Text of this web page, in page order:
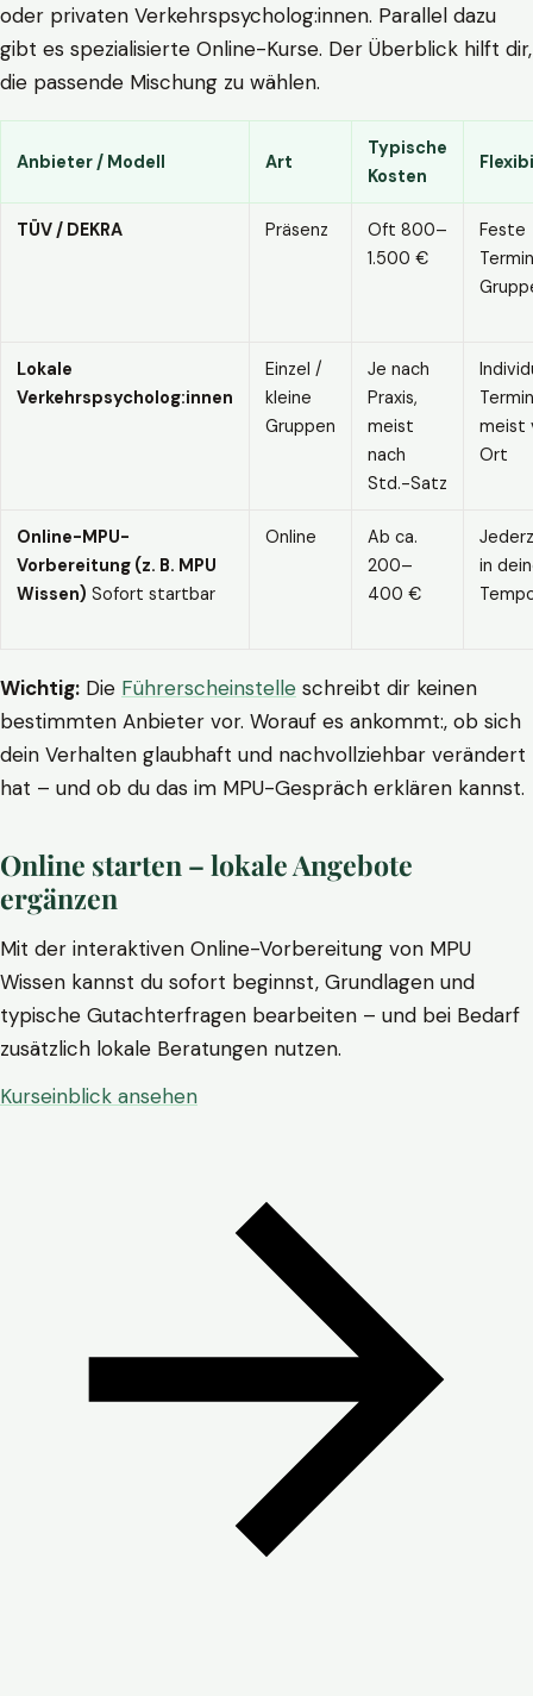
oder privaten Verkehrspsycholog:innen. Parallel dazu
gibt es spezialisierte Online-Kurse. Der Überblick hilft dir,
die passende Mischung zu wählen.
Anbieter / Modell Art
Typische
Kosten
TÜV / DEKRA Präsenz
Oft 800–
1.500 €
Feste
Lokale
Verkehrspsycholog:innen
Einzel /
kleine
Gruppen
Je nach
Praxis,
meist
nach
Std.-Satz
meist
Ort
Online-MPU-
Vorbereitung (z. B. MPU
Wissen) Sofort startbar
Online
Ab ca.
200–
400 €
in
Wichtig: Die Führerscheinstelle schreibt dir keinen
bestimmten Anbieter vor. Worauf es ankommt:, ob sich
dein Verhalten glaubhaft und nachvollziehbar verändert
hat – und ob du das im MPU-Gespräch erklären kannst.
Online starten – lokale Angebote
ergänzen
Mit der interaktiven Online-Vorbereitung von MPU
Wissen kannst du sofort beginnst, Grundlagen und
typische Gutachterfragen bearbeiten – und bei Bedarf
zusätzlich lokale Beratungen nutzen.
Kurseinblick ansehen